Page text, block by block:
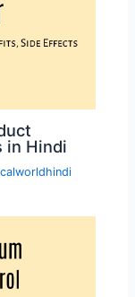
in Hindi